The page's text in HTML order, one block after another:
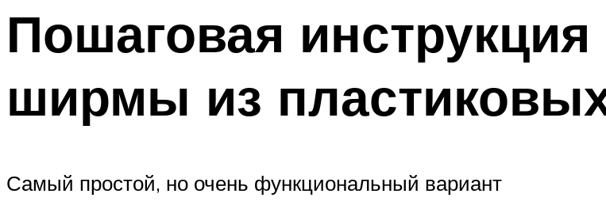
Пошаговая инструкция
ширмы из
Самый простой, но очень функциональный вариант